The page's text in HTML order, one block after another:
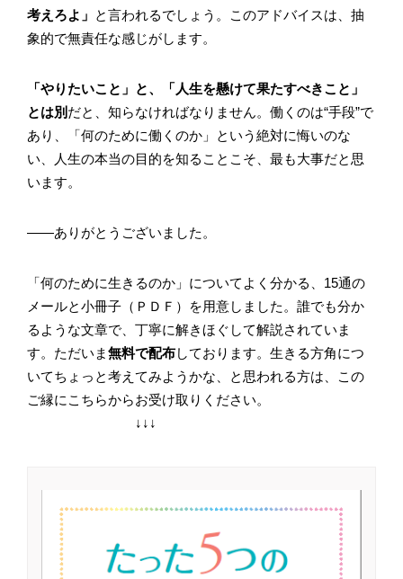
考えろよ」 と言われるでしょう。このアドバイスは、抽
象的で無責任な感じがします。
「やりたいこと」と、「人生を懸けて果たすべきこと」
とは別 だと、知らなければなりません。働くのは“手段”で
あり、「何のために働くのか」という絶対に悔いのな
い、人生の本当の目的を知ることこそ、最も大事だと思
います。
――ありがとうございました。
「何のために生きるのか」についてよく分かる、15通の
メールと小冊子（ＰＤＦ）を用意しました。誰でも分か
るような文章で、丁寧に解きほぐして解説されていま
す。ただいま無料で配布しております。生きる方角につ
いてちょっと考えてみようかな、と思われる方は、この
ご縁にこちらからお受け取りください。
↓↓↓